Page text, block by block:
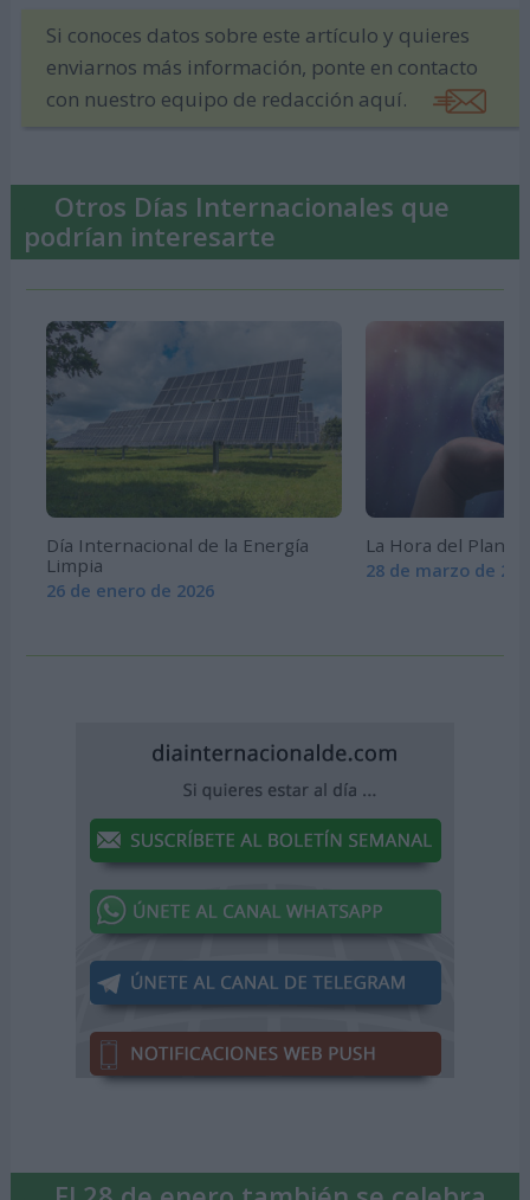
Si conoces datos sobre este artículo y quieres
enviarnos más información, ponte en contacto
con nuestro equipo de redacción aquí.
Otros Días Internacionales que
podrían interesarte
Día Internacional de la Energía
Limpia
26 de enero de 2026
La Hora del
28 de marzo de